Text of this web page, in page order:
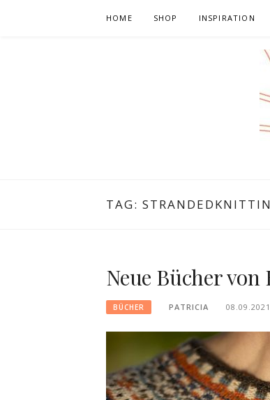
HOME SHOP INSPIRATION
TAG:
Neue Bücher von
BÜCHER PATRICIA 08.09.2021